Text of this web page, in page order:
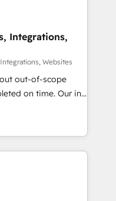
data loss or
efficiency. 🔹
your tech stack
reinforcing
and compliance. At
Integrations,
Websites
out-of-scope
on time. Our in-
experts,
handles all
15+ different CRMs
✨ CS: Clients